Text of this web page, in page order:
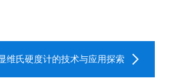
维氏硬度计的技术与应用探索